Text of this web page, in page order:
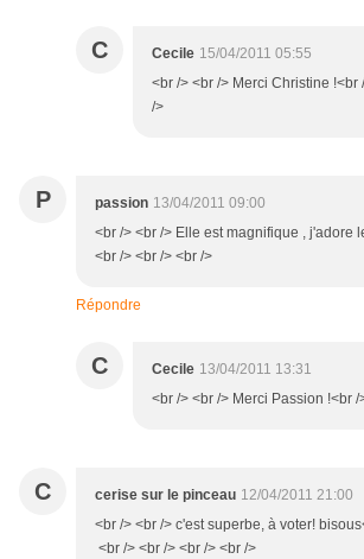
C Cecile 15/04/2011 05:55
<br /> <br /> Merci Christine !<br
/>
P passion 13/04/2011 09:00
<br /> <br /> Elle est magnifique , j'adore
<br /> <br /> <br />
Répondre
C Cecile 13/04/2011 13:31
<br /> <br /> Merci Passion !<br /
C cerise sur le pinceau 12/04/2011 21:00
<br /> <br /> c'est superbe, à voter!
<br /> <br /> <br /> <br />